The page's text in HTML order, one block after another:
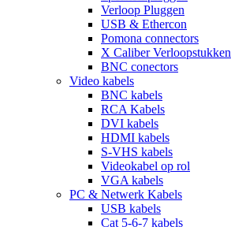
Verloop Pluggen
USB & Ethercon
Pomona connectors
X Caliber Verloopstukken
BNC conectors
Video kabels
BNC kabels
RCA Kabels
DVI kabels
HDMI kabels
S-VHS kabels
Videokabel op rol
VGA kabels
PC & Netwerk Kabels
USB kabels
Cat 5-6-7 kabels